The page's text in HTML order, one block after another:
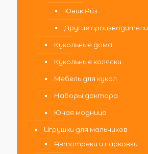
Юник Айз
Другие производители
Кукольные дома
Кукольные коляски
Мебель для кукол
Наборы доктора
Юная модница
Игрушки для мальчиков
Автотреки и парковки